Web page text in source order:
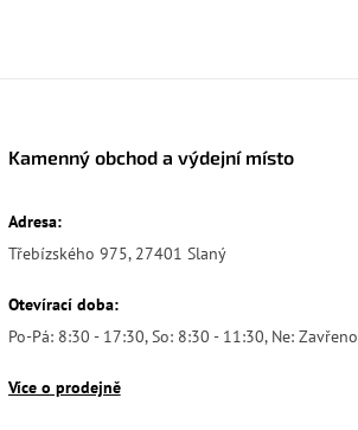
Kamenný obchod a výdejní místo
Adresa:
Třebízského 975, 27401 Slaný
Otevírací doba:
Po-Pá: 8:30 - 17:30, So: 8:30 - 11:30, Ne: Zavřeno
Více o prodejně